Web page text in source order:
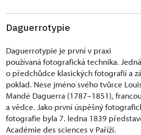
Daguerrotypie
Daguerrotypie je první v praxi
používaná fotografická technika.
o předchůdce klasických fotografií a
poklad. Nese jméno svého tvůrce
Mandé Daguerra (1787–1851),
a vědce. Jako první úspěšný
fotografie byla 7. ledna 1839
Académie des sciences v Paříži.